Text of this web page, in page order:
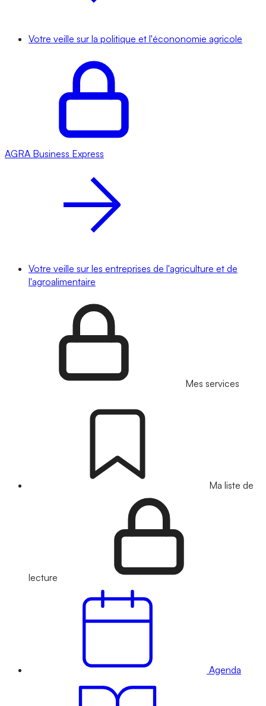
Votre veille sur la politique et l'écononomie agricole
AGRA Business Express
Votre veille sur les entreprises de l'agriculture et de
l'agroalimentaire
Mes services
Ma liste de
lecture
Agenda